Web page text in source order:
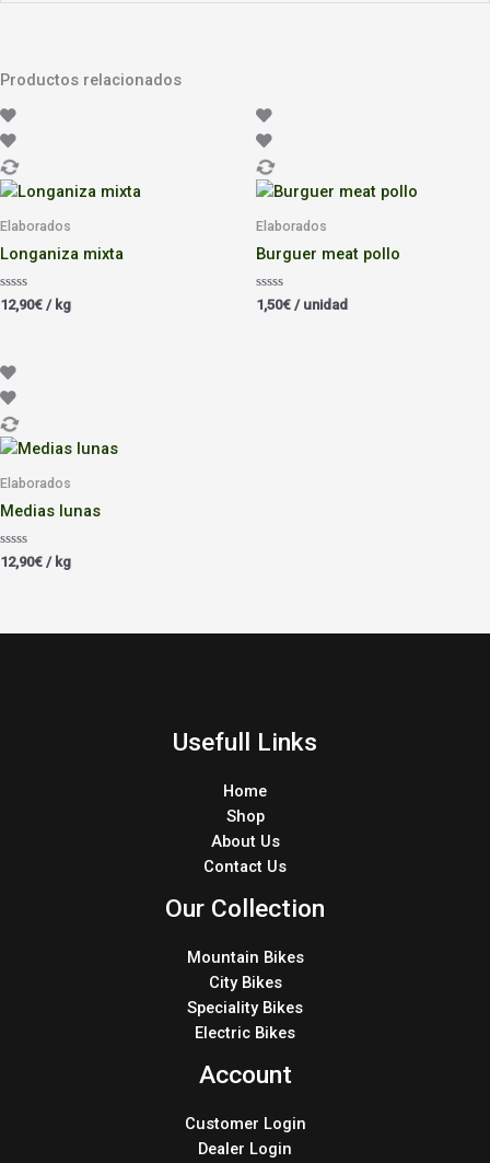
Productos relacionados
Elaborados
Longaniza mixta
Valorado
con
12,90€ / kg
Elaborados
Burguer meat pollo
Valorado
con
1,50€ / unidad
Elaborados
Medias lunas
Valorado
con
12,90€ / kg
Usefull Links
Home
Shop
About Us
Contact Us
Our Collection
Mountain Bikes
City Bikes
Speciality Bikes
Electric Bikes
Account
Customer Login
Dealer Login